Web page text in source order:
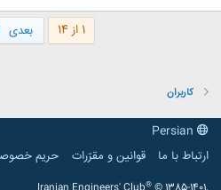
1 از 14 بعدی
کاربران
ارتباط با ما
قوانین و مقرّرات حریم
®